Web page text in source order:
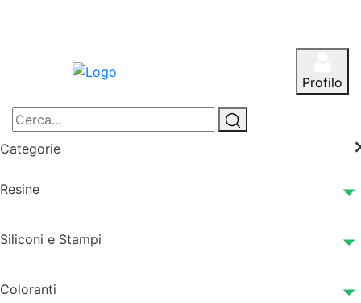
Profilo
Categorie
Resine
Siliconi e Stampi
Coloranti